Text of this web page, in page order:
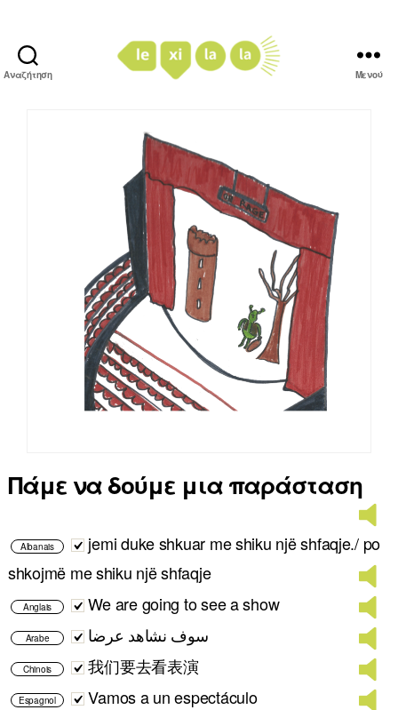
Αναζήτηση Μενού
Πάμε να δούμε μια παράσταση
Albanais
jemi duke shkuar me shiku një shfaqje./ po
shkojmë me shiku një shfaqje
Anglais We are going to see a show
Arabe سوف نشاهد عرضا
Chinois 我们要去看表演
Espagnol Vamos a un espectáculo